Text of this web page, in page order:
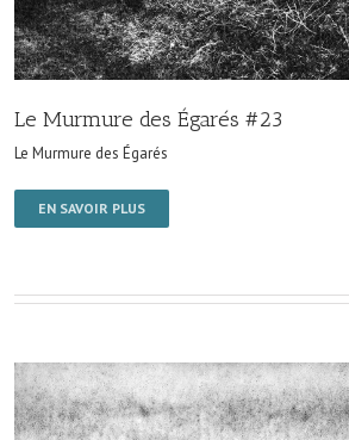
Le Murmure des Égarés #23
Le Murmure des Égarés
EN SAVOIR PLUS